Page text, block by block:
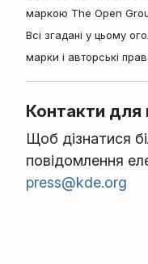
маркою The Open
Всі згадані у цьому
марки і авторські
Контакти для
Щоб дізнатися
повідомлення
press@kde.org